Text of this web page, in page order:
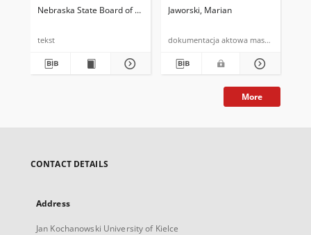
Nebraska State Board of Pharmacy
tekst
Jaworski, Marian
dokumentacja aktowa maszynopis
More
CONTACT DETAILS
Address
Jan Kochanowski University of Kielce